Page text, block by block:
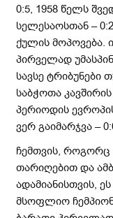
0:5, 1958 წელს
სელესაოსთან –
ქულის მოპოვება.
პირველად
სავსე ტრიბუნები
საბჭოთა
პერიოდის
ვერ გაიმარჯვა –
ჩემთვის,
თარიღებით და
ადამიანისთვის,
მსოფლიო